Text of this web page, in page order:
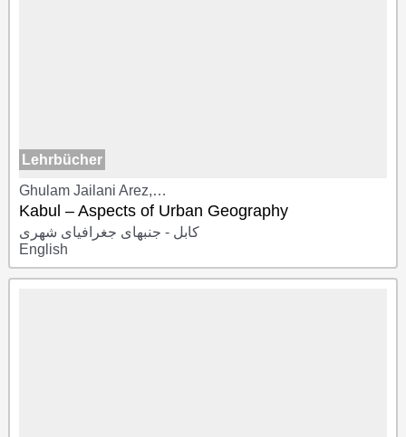
Lehrbücher
Ghulam Jailani Arez,…
Kabul – Aspects of Urban Geography
کابل - جنبهای جغرافیای شهری
English